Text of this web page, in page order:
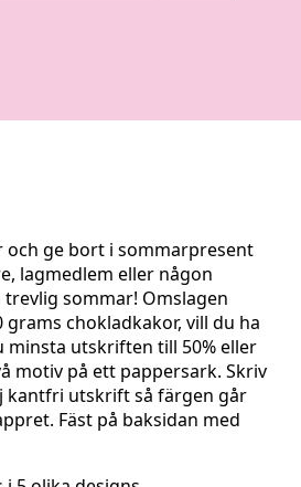
och ge bort i sommarpresent
lagmedlem eller någon
sommar! Omslagen
grams chokladkakor, vill du ha
minsta utskriften till 50% eller
motiv på ett pappersark. Skriv
kantfri utskrift så färgen går
Fäst på baksidan med